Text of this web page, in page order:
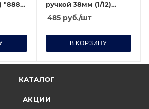
"888"
ручкой 38мм (1/12)
"888" (6020380)
485 руб./шт
В КОРЗИНУ
КАТАЛОГ
АКЦИИ